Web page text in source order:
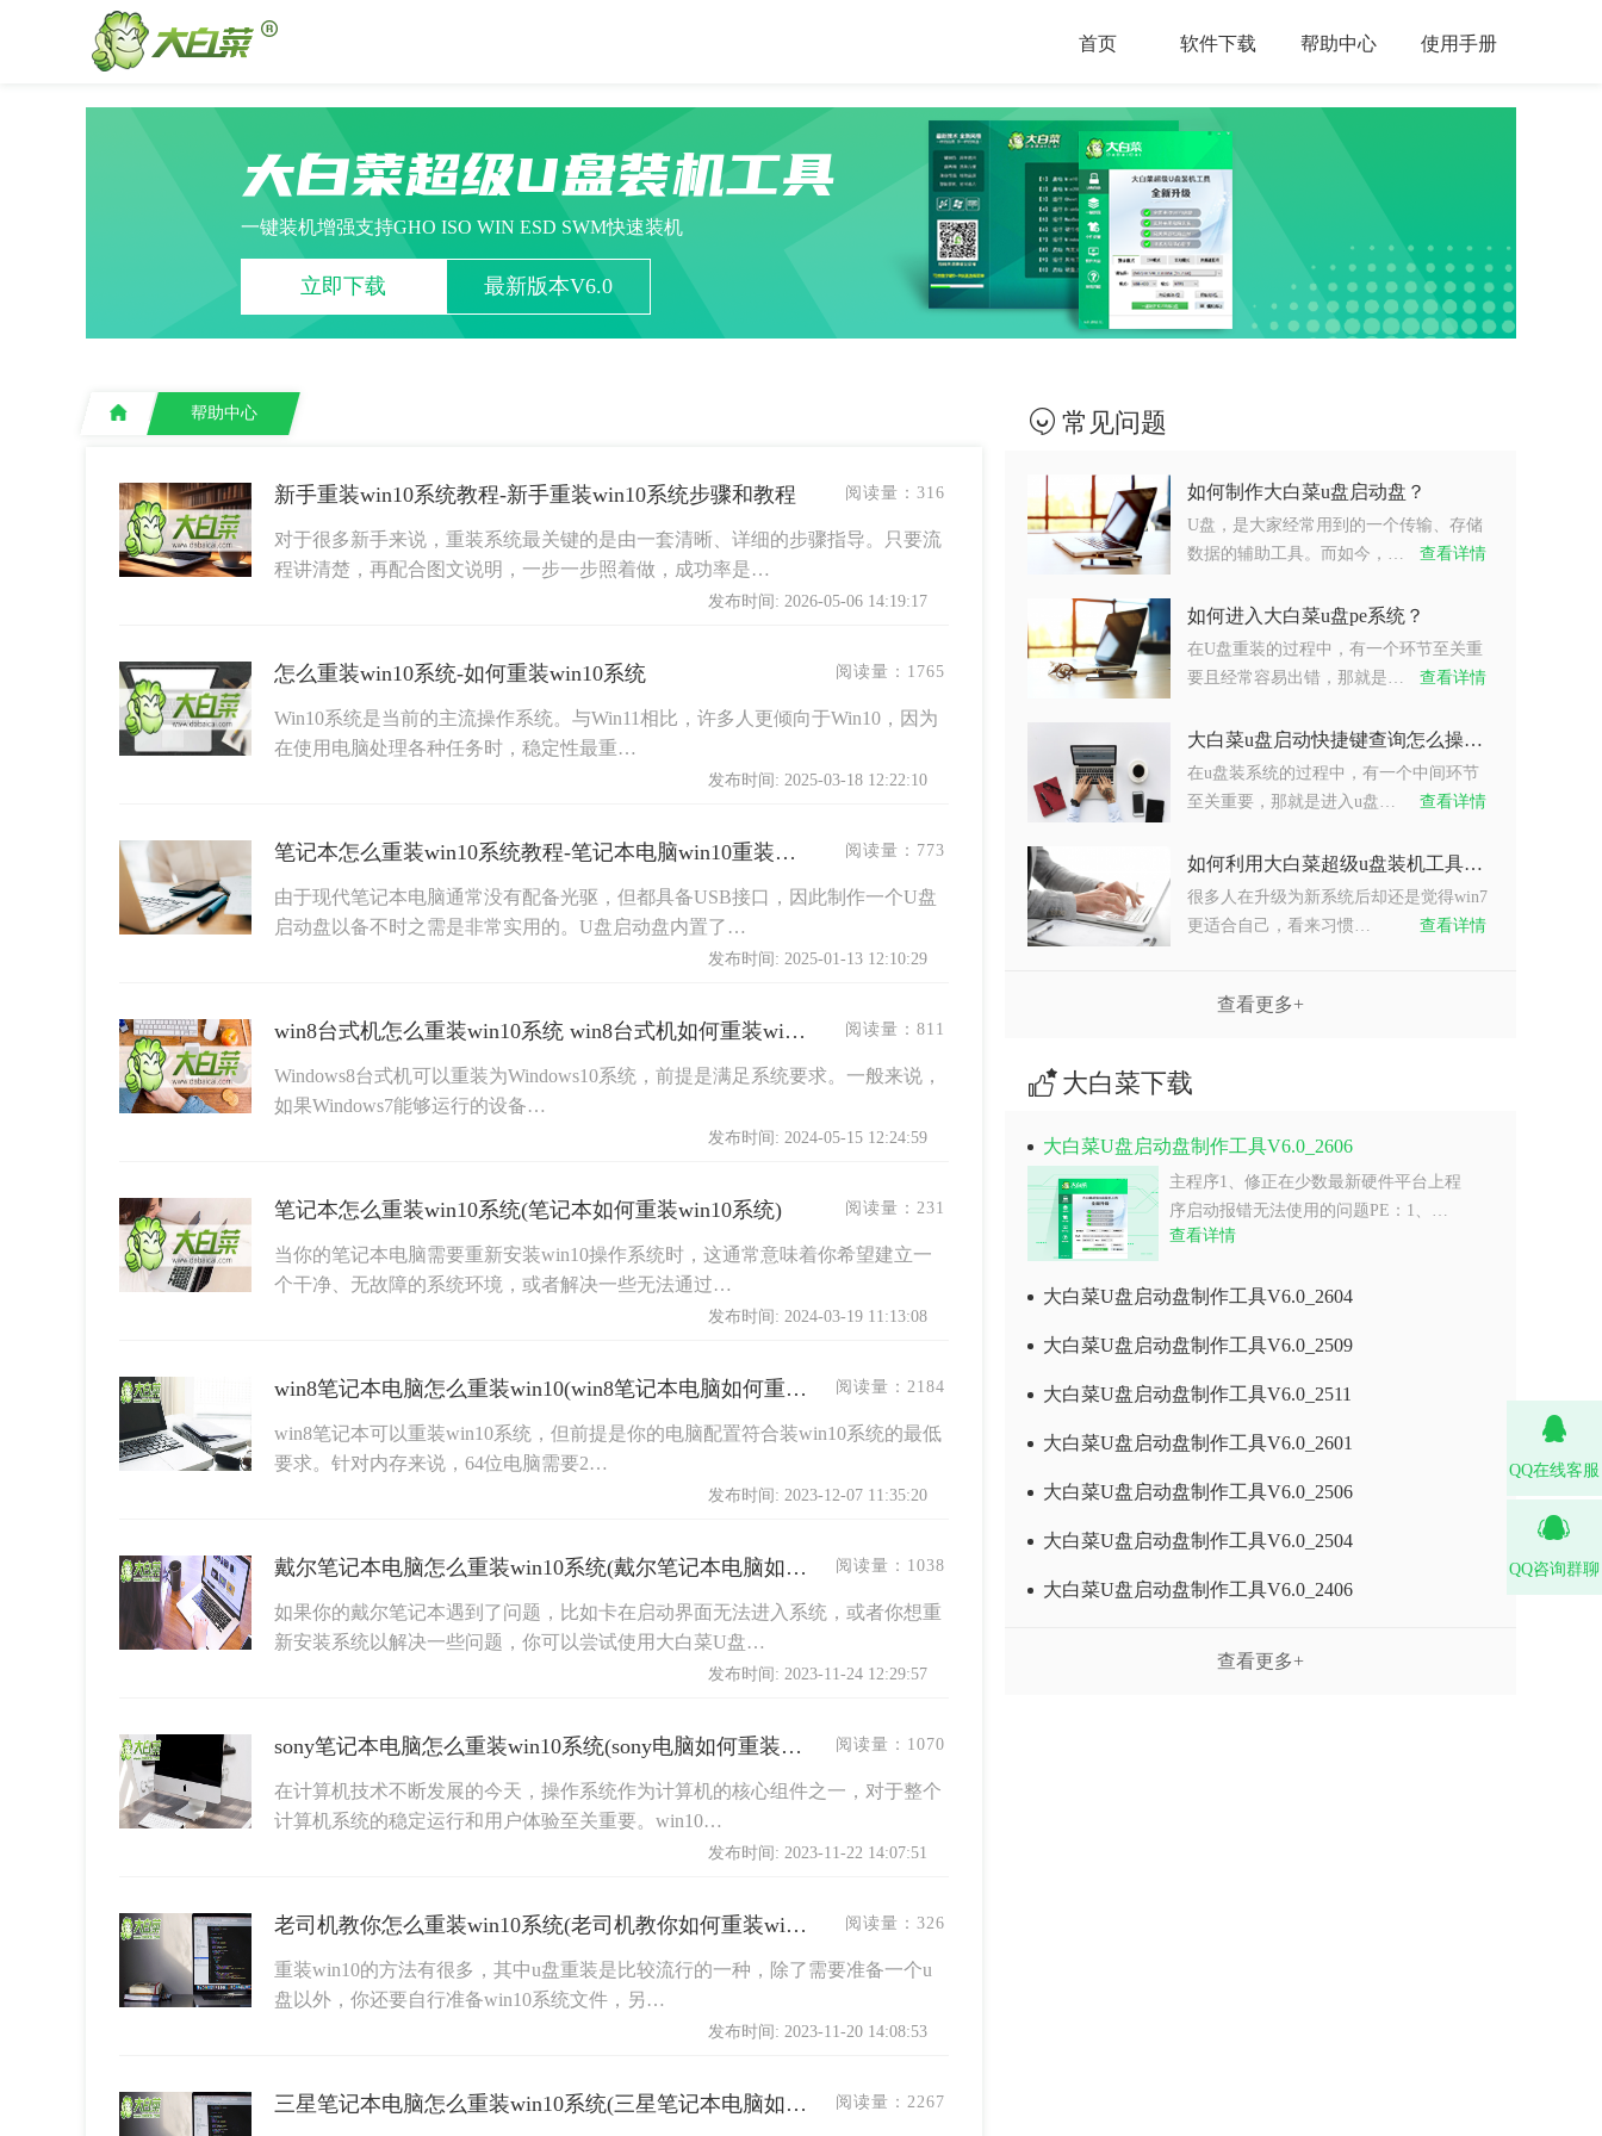
首页 软件下载 帮助中心 使用手册
大白菜超级U盘装机工具
一键装机增强支持GHO ISO WIN ESD SWM快速装机
立即下载 最新版本V6.0
帮助中心
新手重装win10系统教程-新手重装win10系统步骤和教程 阅读量： 316
对于很多新手来说，重装系统最关键的是由一套清晰、详细的步骤指导。只要流
程讲清楚，再配合图文说明，一步一步照着做，成功率是…
发布时间: 2026-05-06 14:19:17
怎么重装win10系统-如何重装win10系统 阅读量： 1765
Win10系统是当前的主流操作系统。与Win11相比，许多人更倾向于Win10，因为
在使用电脑处理各种任务时，稳定性最重…
发布时间: 2025-03-18 12:22:10
笔记本怎么重装win10系统教程-笔记本电脑win10重装系统方法 阅读量： 773
由于现代笔记本电脑通常没有配备光驱，但都具备USB接口，因此制作一个U盘
启动盘以备不时之需是非常实用的。U盘启动盘内置了…
发布时间: 2025-01-13 12:10:29
win8台式机怎么重装win10系统 win8台式机如何重装win10系统 阅读量： 811
Windows8台式机可以重装为Windows10系统，前提是满足系统要求。一般来说，
如果Windows7能够运行的设备…
发布时间: 2024-05-15 12:24:59
笔记本怎么重装win10系统(笔记本如何重装win10系统) 阅读量： 231
当你的笔记本电脑需要重新安装win10操作系统时，这通常意味着你希望建立一
个干净、无故障的系统环境，或者解决一些无法通过…
发布时间: 2024-03-19 11:13:08
win8笔记本电脑怎么重装win10(win8笔记本电脑如何重装win10系统) 阅读量： 2184
win8笔记本可以重装win10系统，但前提是你的电脑配置符合装win10系统的最低
要求。针对内存来说，64位电脑需要2…
发布时间: 2023-12-07 11:35:20
戴尔笔记本电脑怎么重装win10系统(戴尔笔记本电脑如何重装win10系统) 阅读量： 1038
如果你的戴尔笔记本遇到了问题，比如卡在启动界面无法进入系统，或者你想重
新安装系统以解决一些问题，你可以尝试使用大白菜U盘…
发布时间: 2023-11-24 12:29:57
sony笔记本电脑怎么重装win10系统(sony电脑如何重装win10系统) 阅读量： 1070
在计算机技术不断发展的今天，操作系统作为计算机的核心组件之一，对于整个
计算机系统的稳定运行和用户体验至关重要。win10…
发布时间: 2023-11-22 14:07:51
老司机教你怎么重装win10系统(老司机教你如何重装win10系统) 阅读量： 326
重装win10的方法有很多，其中u盘重装是比较流行的一种，除了需要准备一个u
盘以外，你还要自行准备win10系统文件，另…
发布时间: 2023-11-20 14:08:53
三星笔记本电脑怎么重装win10系统(三星笔记本电脑如何重装win10系统) 阅读量： 2267
常见问题
如何制作大白菜u盘启动盘？
U盘，是大家经常用到的一个传输、存储
数据的辅助工具。而如今，…
查看详情
如何进入大白菜u盘pe系统？
在U盘重装的过程中，有一个环节至关重
要且经常容易出错，那就是…
查看详情
大白菜u盘启动快捷键查询怎么操作？
在u盘装系统的过程中，有一个中间环节
至关重要，那就是进入u盘…
查看详情
如何利用大白菜超级u盘装机工具重装系统win7？
很多人在升级为新系统后却还是觉得win7
更适合自己，看来习惯…
查看详情
查看更多+
大白菜下载
大白菜U盘启动盘制作工具V6.0_2606
主程序1、修正在少数最新硬件平台上程
序启动报错无法使用的问题PE：1、…
查看详情
大白菜U盘启动盘制作工具V6.0_2604
大白菜U盘启动盘制作工具V6.0_2509
大白菜U盘启动盘制作工具V6.0_2511
大白菜U盘启动盘制作工具V6.0_2601
大白菜U盘启动盘制作工具V6.0_2506
大白菜U盘启动盘制作工具V6.0_2504
大白菜U盘启动盘制作工具V6.0_2406
查看更多+
QQ在线客服
QQ咨询群聊